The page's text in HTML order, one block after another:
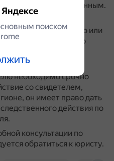
дела установленным.
может
обвиняемого или
обеспечения его
необходимо срочно
со свидетелем,
он имеет право дать
действия по
консультации по
обратиться к юристу.
поиском